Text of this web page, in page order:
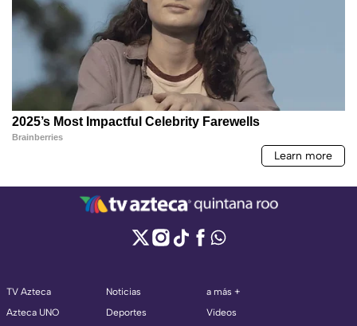
TV Azteca
Azteca UNO
Noticias
Deportes
a más +
Videos